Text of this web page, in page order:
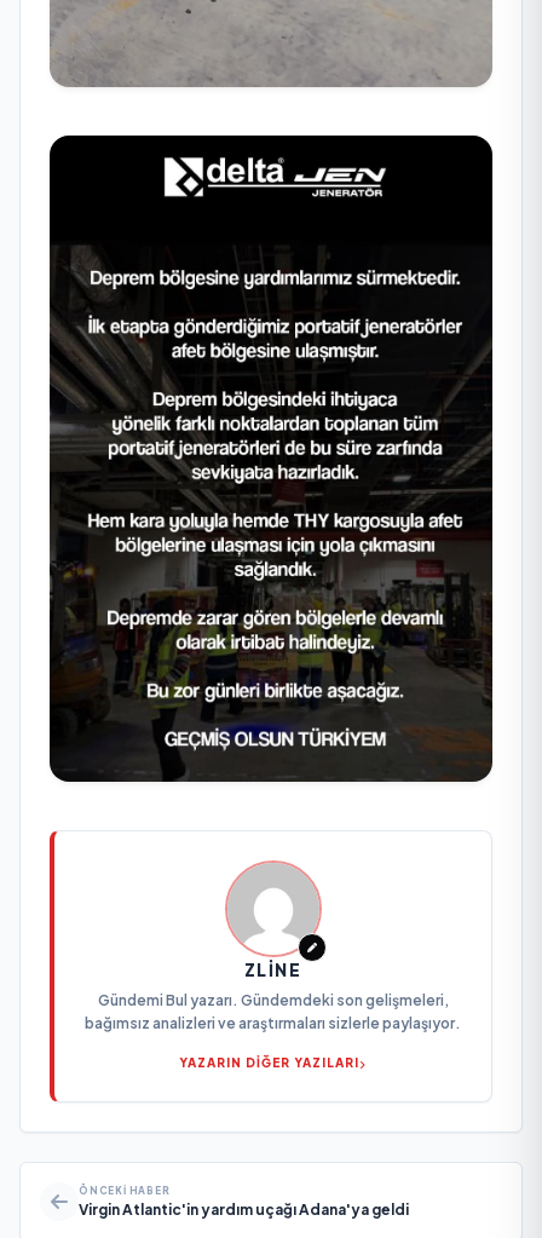
ZLINE
Gündemi Bul yazarı. Gündemdeki son gelişmeleri,
bağımsız analizleri ve araştırmaları sizlerle paylaşıyor.
YAZARIN DİĞER YAZILARI
ÖNCEKI HABER
Virgin Atlantic'in yardım uçağı Adana'ya geldi